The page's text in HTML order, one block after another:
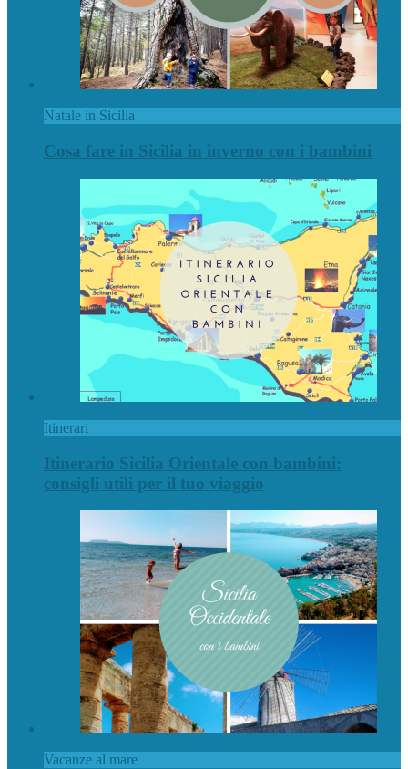
Natale in Sicilia
Cosa fare in Sicilia in inverno con i bambini
Itinerari
Itinerario Sicilia Orientale con bambini:
consigli utili per il tuo viaggio
Vacanze al mare